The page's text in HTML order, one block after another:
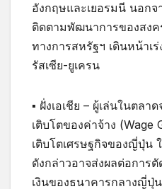
อังกฤษและเยอรมนี นอกจ
ติดตามพัฒนาการของสงค
ทางการสหรัฐฯ เดินหน้าเ
รัสเซีย-ยูเครน
▪ ฝั่งเอเชีย – ผู้เล่นในตลา
เติบโตของค่าจ้าง (Wage
เติบโตเศรษฐกิจของญี่ปุ่น
ดังกล่าวอาจส่งผลต่อการ
เงินของธนาคารกลางญี่ปุ่